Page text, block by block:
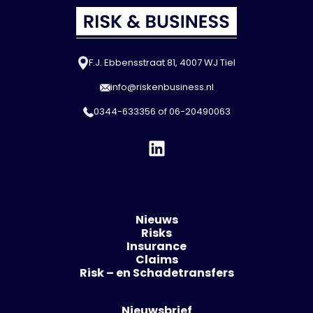
F.J. Ebbensstraat 81, 4007 WJ Tiel
info@riskenbusiness.nl
0344-633356 of06-20490063
Nieuws
Risks
Insurance
Claims
Risk – en Schadetransfers